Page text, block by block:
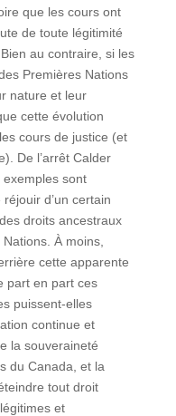
que les cours ont
de toute légitimité
au contraire, si les
Premières Nations
nature et leur
cette évolution
cours de justice (et
De l’arrêt Calder
exemples sont
d’un certain
droits ancestraux
À moins,
cette apparente
part en part ces
puissent-elles
continue et
la souveraineté
du Canada, et la
tout droit
et